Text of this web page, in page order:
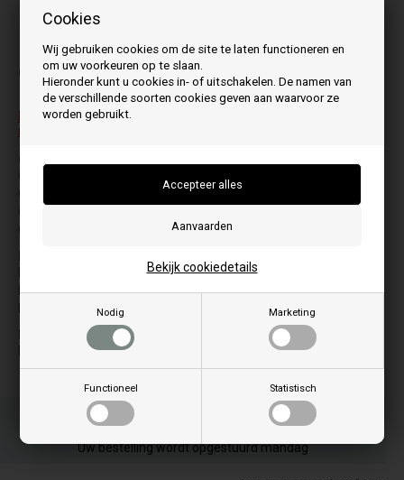
Cookies
Wij gebruiken cookies om de site te laten functioneren en
om uw voorkeuren op te slaan.
Hieronder kunt u cookies in- of uitschakelen. De namen van
de verschillende soorten cookies geven aan waarvoor ze
worden gebruikt.
Nodig Marketing
Functioneel Statistisch
Bekijk cookiedetails
De foto kan variëren van model tot model
Geschikt voor:
Let op, dit is een Motorreductor voor Branderspotje voor
model: Compact, Compactmatic , H2O
C
Compact 13 Class 5
Compact 18 class 5
Compact S18 Class 5
Compact Slim S25 Evo
Esprit 540
Insert Line Idra 15
Pidra 18
Slim Quadro Idra Maxi 14
Bestel je artikel(en) voor 15.00 uur
op werkdagen en we verzenden dezelfde dag nog
Uw bestelling wordt opgestuurd mandag